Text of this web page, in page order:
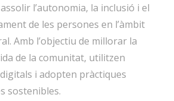
l’autonomia, la inclusió i el
de les persones en l’àmbit
Amb l’objectiu de millorar la
de la comunitat, utilitzen
i adopten pràctiques
sostenibles.